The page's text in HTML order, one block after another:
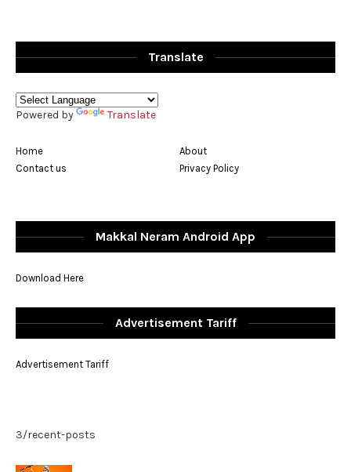
Translate
Powered by Translate
Home
About
Contact us
Privacy Policy
Makkal Neram Android App
Download Here
Advertisement Tariff
Advertisement Tariff
3/recent-posts